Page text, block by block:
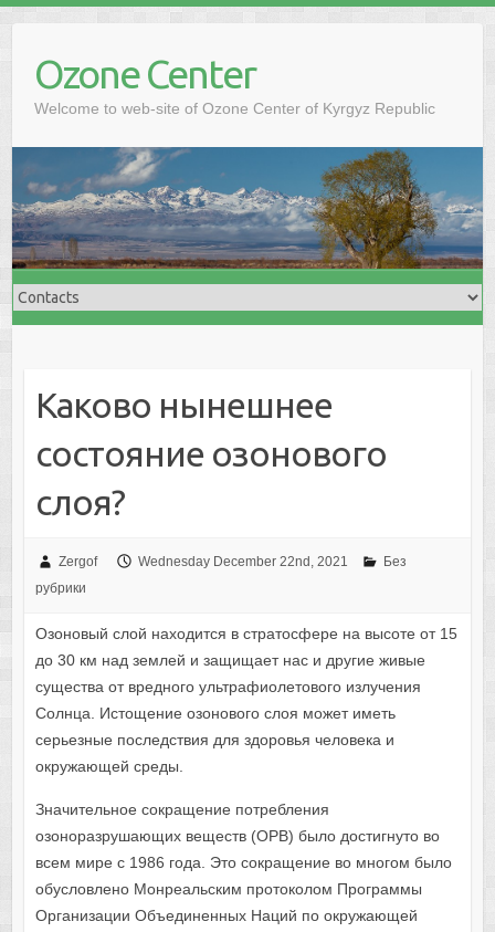
Ozone Center
Welcome to web-site of Ozone Center of Kyrgyz Republic
Каково нынешнее
состояние озонового
слоя?
Zergof Wednesday December 22nd, 2021
Без
рубрики
Озоновый слой находится в стратосфере на высоте от 15
до 30 км над землей и защищает нас и другие живые
существа от вредного ультрафиолетового излучения
Солнца. Истощение озонового слоя может иметь
серьезные последствия для здоровья человека и
окружающей среды.
Значительное сокращение потребления
озоноразрушающих веществ (ОРВ) было достигнуто во
всем мире с 1986 года. Это сокращение во многом было
обусловлено Монреальским протоколом Программы
Организации Объединенных Наций по окружающей